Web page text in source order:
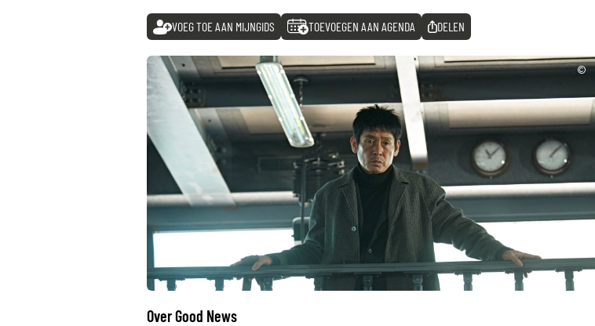
VOEG TOE AAN MIJNGIDS TOEVOEGEN AAN AGENDA DELEN
©
Over Good News